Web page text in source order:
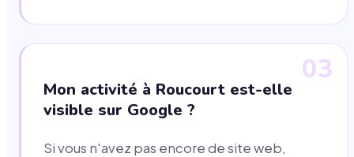
03
Mon activité à Roucourt est-elle
visible sur Google ?
Si vous n'avez pas encore de site web,